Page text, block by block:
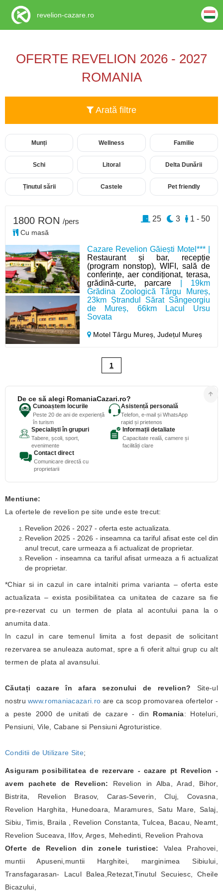
OFERTE REVELION 2026 - 2027
ROMANIA
Arată filtre
Munți Wellness Familie
Schi Litoral Delta Dunării
Ținutul sării Castele Pet friendly
Cazare Revelion Găiești Motel*** |
Restaurant și bar, recepție
(program nonstop), WIFI, sală de
conferințe, aer condiționat, terasa,
grădină-curte, parcare | 19km
Grădina Zoologică Târgu Mureș,
23km Ștrandul Sărat Sângeorgiu
de Mureș, 66km Lacul Ursu
Sovata
Motel Târgu Mureș,Județul Mureș
1800 RON /pers
Cu masă
1 - 50
3
25
1
De ce să alegi RomaniaCazari.ro?
Cunoaștem locurile
Peste 20 de ani de experiență
în turism
Asistență personală
Telefon, e-mail și WhatsApp
rapid și prietenos
Specialiști în grupuri
Tabere, școli, sport,
evenimente
Informații detaliate
Capacitate reală, camere și
facilități clare
Contact direct
Comunicare directă cu
proprietarii
Mentiune:
La ofertele de revelion pe site unde este trecut:
Revelion 2026 - 2027 - oferta este actualizata.
Revelion 2025 - 2026 - inseamna ca tariful afisat este cel din
anul trecut, care urmeaza a fi actualizat de proprietar.
Revelion - inseamna ca tariful afisat urmeaza a fi actualizat
de proprietar.
*Chiar si in cazul in care intalniti prima varianta – oferta este
actualizata – exista posibilitatea ca unitatea de cazare sa fie
pre-rezervat cu un termen de plata al acontului pana la o
anumita data.
In cazul in care temenul limita a fost depasit de solicitant
rezervarea se anuleaza automat, spre a fi oferit altui grup cu alt
termen de plata al avansului.
Căutați cazare în afara sezonului de revelion? Site-ul
nostruwww.romaniacazari.ro are ca scop promovarea ofertelor -
a peste 2000 de unitati de cazare - din Romania: Hoteluri,
Pensiuni, Vile, Cabane si Pensiuni Agroturistice.
Conditii de Utilizare Site;
Asiguram posibilitatea de rezervare - cazare pt Revelion -
avem pachete de Revelion: Revelion in Alba, Arad, Bihor,
Bistrita, Revelion Brasov, Caras-Severin, Cluj, Covasna,
Revelion Harghita, Hunedoara, Maramures, Satu Mare, Salaj,
Sibiu, Timis, Braila , Revelion Constanta, Tulcea, Bacau, Neamt,
Revelion Suceava, Ilfov, Arges, Mehedinti, Revelion Prahova
Oferte de Revelion din zonele turistice: Valea Prahovei,
muntii Apuseni,muntii Harghitei, marginimea Sibiului,
Transfagarasan- Lacul Balea,Retezat,Tinutul Secuiesc, Cheile
Bicazului,
revelion-cazare.ro